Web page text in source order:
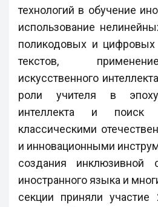
технологий в обучение
использование
поликодовых и цифровых
текстов,
искусственного
роли учителя в эпоху
интеллекта и поиск
классическими
и инновационными
создания инклюзивной
иностранного языка и
секции приняли участие